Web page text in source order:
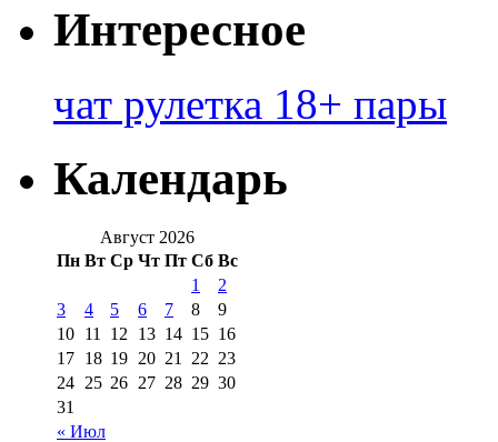
Интересное
чат рулетка 18+ пары
Календарь
Август 2026
Пн Вт Ср Чт Пт Сб Вс
« Июл
1
2
3
4 5 6 7 8
9
10 11 12 13 14 15 16
17 18 19 20 21 22 23
24 25 26 27 28 29 30
31